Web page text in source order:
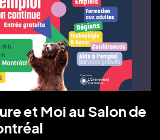
et Moi au Salon de